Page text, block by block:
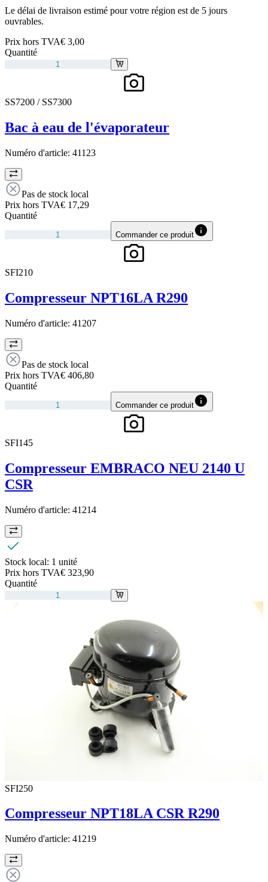
Le délai de livraison estimé pour votre région est de 5 jours
ouvrables.
Prix hors TVA€ 3,00
Quantité
SS7200 / SS7300
Bac à eau de l'évaporateur
Numéro d'article: 41123
Pas de stock local
Prix hors TVA€ 17,29
Quantité
Commander ce produit
SFI210
Compresseur NPT16LA R290
Numéro d'article: 41207
Pas de stock local
Prix hors TVA€ 406,80
Quantité
Commander ce produit
SFI145
Compresseur EMBRACO NEU 2140 U
CSR
Numéro d'article: 41214
Stock local: 1 unité
Prix hors TVA€ 323,90
Quantité
SFI250
Compresseur NPT18LA CSR R290
Numéro d'article: 41219